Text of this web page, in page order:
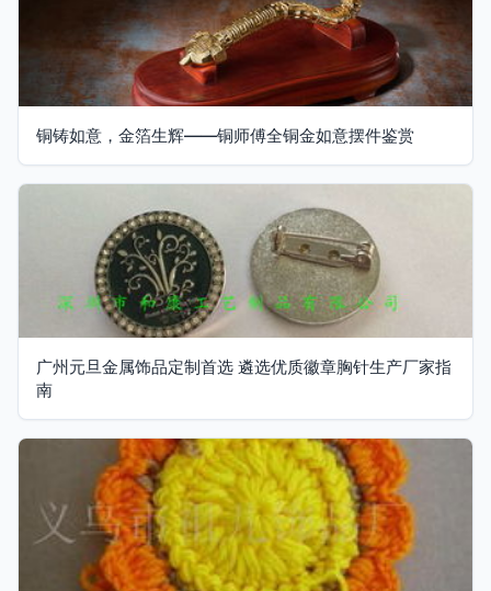
铜铸如意，金箔生辉——铜师傅全铜金如意摆件鉴赏
广州元旦金属饰品定制首选 遴选优质徽章胸针生产厂家指
南